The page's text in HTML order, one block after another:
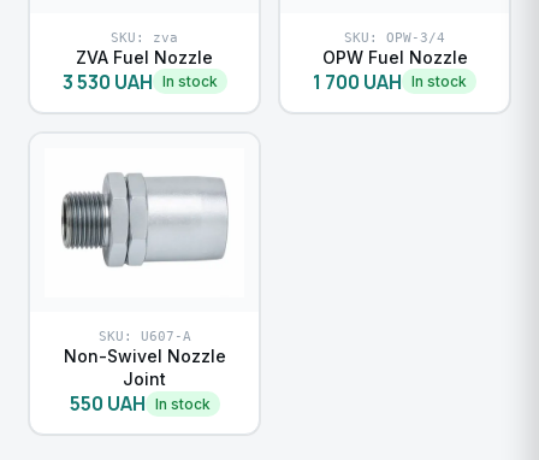
SKU: zva
ZVA Fuel Nozzle
3 530 UAH In stock
SKU: OPW-3/4
OPW Fuel Nozzle
1 700 UAH In stock
SKU: U607-A
Non-Swivel Nozzle
Joint
550 UAH In stock